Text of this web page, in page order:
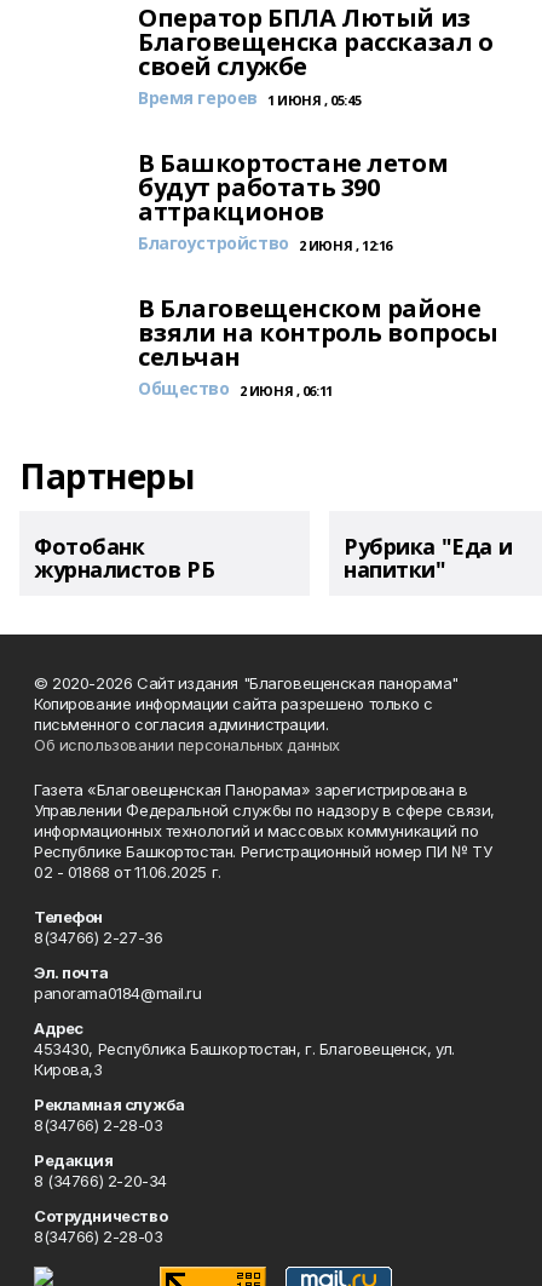
Оператор БПЛА Лютый из
Благовещенска рассказал о
своей службе
Время героев 1 ИЮНЯ , 05:45
В Башкортостане летом
будут работать 390
аттракционов
Благоустройство 2 ИЮНЯ , 12:16
В Благовещенском районе
взяли на контроль вопросы
сельчан
Общество 2 ИЮНЯ , 06:11
Партнеры
Фотобанк
журналистов РБ
Рубрика "Еда и
напитки"
© 2020-2026 Сайт издания "Благовещенская панорама"
Копирование информации сайта разрешено только с
письменного согласия администрации.
Об использовании персональных данных
Газета «Благовещенская Панорама» зарегистрирована в
Управлении Федеральной службы по надзору в сфере связи,
информационных технологий и массовых коммуникаций по
Республике Башкортостан. Регистрационный номер ПИ № ТУ
02 - 01868 от 11.06.2025 г.
Телефон
8(34766) 2-27-36
Эл. почта
panorama0184@mail.ru
Адрес
453430, Республика Башкортостан, г. Благовещенск, ул.
Кирова,3
Рекламная служба
8(34766) 2-28-03
Редакция
8 (34766) 2-20-34
Сотрудничество
8(34766) 2-28-03